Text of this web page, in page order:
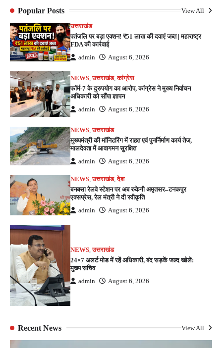
Popular Posts View All
उत्तराखंड
पतंजलि पर बड़ा एक्शन! ₹51 लाख की दवाएं जब्त | महाराष्ट्र
FDA की कार्रवाई
admin August 6, 2026
NEWS ,उत्तराखंड,कांग्रेस
फॉर्म-7 के दुरुपयोग का आरोप, कांग्रेस ने मुख्य निर्वाचन
अधिकारी को सौंपा ज्ञापन
admin August 6, 2026
NEWS ,उत्तराखंड
मुख्यमंत्री की मॉनिटरिंग में राहत एवं पुनर्निर्माण कार्य तेज,
मालदेवता में आवागमन सुरक्षित
admin August 6, 2026
NEWS,उत्तराखंड,देश
बनबसा रेलवे स्टेशन पर अब रुकेगी अमृतसर–टनकपुर
एक्सप्रेस, रेल मंत्री ने दी स्वीकृति
admin August 6, 2026
NEWS ,उत्तराखंड
24×7 अलर्ट मोड में रहें अधिकारी, बंद सड़कें जल्द खोलें:
मुख्य सचिव
admin August 6, 2026
Recent News View All